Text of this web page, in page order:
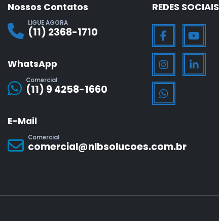
Nossos Contatos
LIGUE AGORA
(11) 2368-1710
WhatsApp
Comercial
(11) 9 4258-1660
E-Mail
Comercial
comercial@nlbsolucoes.com.br
REDES SOCIAIS